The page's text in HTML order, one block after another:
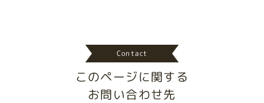
Contact
このページに関する
お問い合わせ先